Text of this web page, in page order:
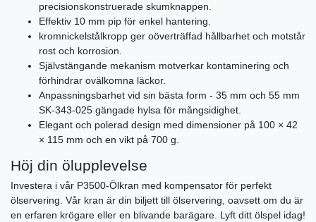
precisionskonstruerade skumknappen.
Effektiv 10 mm pip för enkel hantering.
kromnickelstålkropp ger oöverträffad hållbarhet och motstår
rost och korrosion.
Självstängande mekanism motverkar kontaminering och
förhindrar ovälkomna läckor.
Anpassningsbarhet vid sin bästa form - 35 mm och 55 mm
SK-343-025 gängade hylsa för mångsidighet.
Elegant och polerad design med dimensioner på 100 × 42
× 115 mm och en vikt på 700 g.
Höj din ölupplevelse
Investera i vår P3500-Ölkran med kompensator för perfekt
ölservering. Vår kran är din biljett till ölservering, oavsett om du är
en erfaren krögare eller en blivande barägare. Lyft ditt ölspel idag!